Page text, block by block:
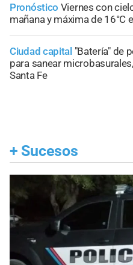
Pronóstico Viernes con
mañana y máxima de 16°C
Ciudad capital "Batería" de
para sanear
Santa Fe
+ Sucesos